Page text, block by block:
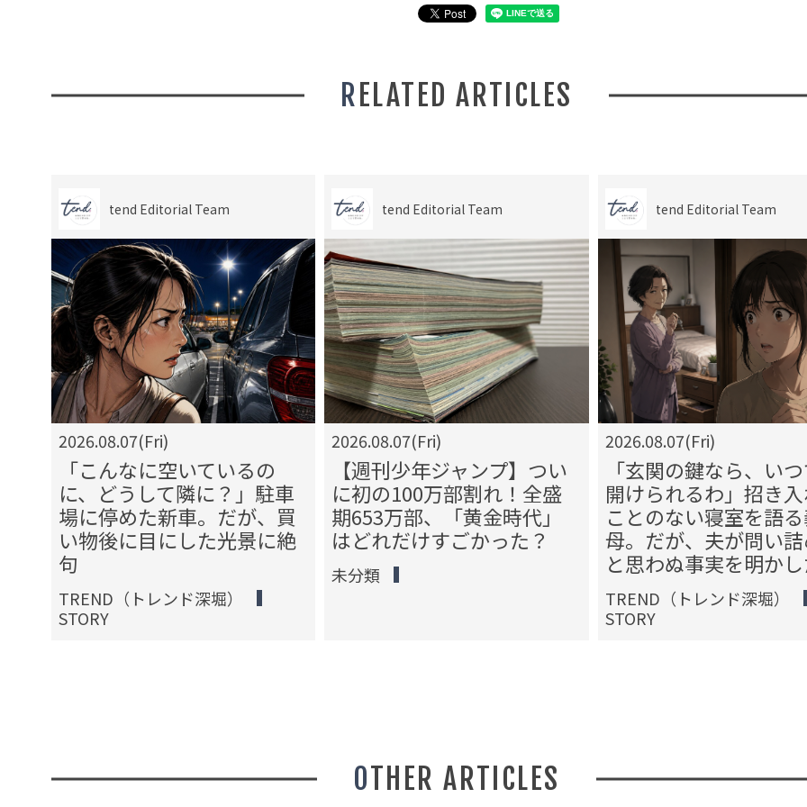
RELATED ARTICLES
tend Editorial Team
2026.08.07(Fri)
「こんなに空いているの
に、どうして隣に？」駐車
場に停めた新車。だが、買
い物後に目にした光景に絶
句
TREND（トレンド深堀）
STORY
tend Editorial Team
2026.08.07(Fri)
【週刊少年ジャンプ】つい
に初の100万部割れ！全盛
期653万部、「黄金時代」
はどれだけすごかった？
未分類
tend Editorial Team
2026.08.07(Fri)
「玄関の鍵なら、い
開けられるわ」招き
ことのない寝室を語
母。だが、夫が問い詰
と思わぬ事実を明か
TREND（トレンド深堀）
STORY
OTHER ARTICLES